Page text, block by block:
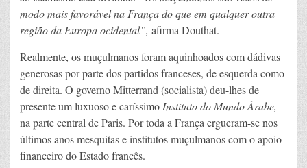
modo mais favorável na França do que em qualquer outra
região da Europa ocidental”, afirma Douthat.
Realmente, os muçulmanos foram aquinhoados com dádivas
generosas por parte dos partidos franceses, de esquerda como
de direita. O governo Mitterrand (socialista) deu-lhes de
presente um luxuoso e caríssimo Instituto do Mundo Árabe,
na parte central de Paris. Por toda a França ergueram-se nos
últimos anos mesquitas e institutos muçulmanos com o apoio
financeiro do Estado francês.